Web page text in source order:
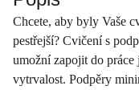
Chcete, aby byly Vaše
pestřejší? Cvičení s
umožní zapojit do
vytrvalost. Podpěry